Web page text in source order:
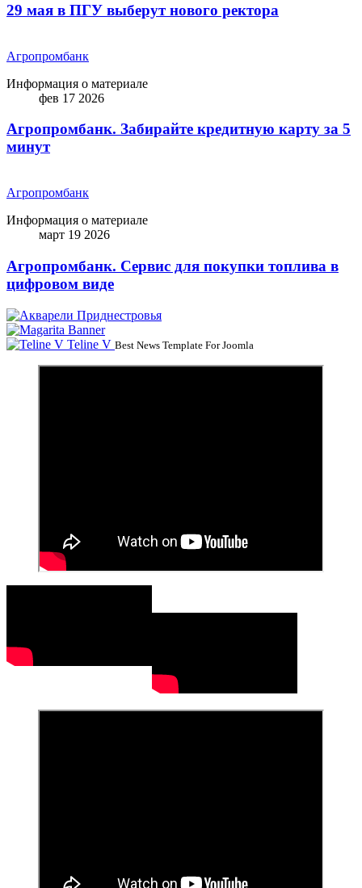
29 мая в ПГУ выберут нового ректора
Агропромбанк
Информация о материале
фев 17 2026
Агропромбанк. Забирайте кредитную карту за 5
минут
Агропромбанк
Информация о материале
март 19 2026
Агропромбанк. Сервис для покупки топлива в
цифровом виде
Teline V Best News Template For Joomla